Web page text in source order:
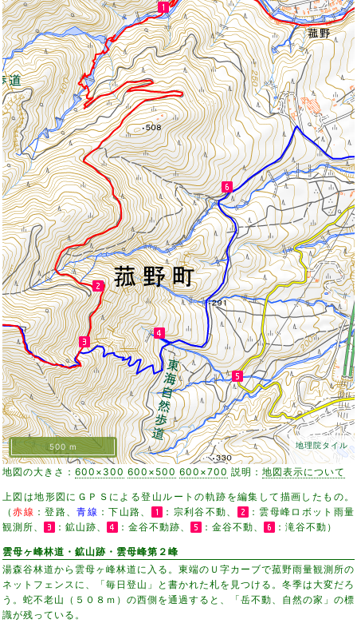
地理院タイル
500 m
地図の大きさ： 600×300 600×500 600×700 説明： 地図表示について
上図は地形図にＧＰＳによる登山ルートの軌跡を編集して描画したもの。
（赤線 ：登路、青線 ：下山路、 ：宗利谷不動、
：雲母峰ロボット雨量
観測所、
：鉱山跡、 ：金谷不動跡、 ：金谷不動、 ：滝谷不動）
雲母ヶ峰林道・鉱山跡・雲母峰第２峰
湯森谷林道から雲母ヶ峰林道に入る。東端のＵ字カーブで菰野雨量観測所の
ネットフェンスに、「毎日登山」と書かれた札を見つける。冬季は大変だろ
う。蛇不老山（５０８ｍ）の西側を通過すると、「岳不動、自然の家」の標
識が残っている。